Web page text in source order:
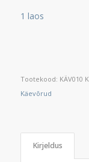
1 laos
Tootekood: KÄV010
Käevõrud
Kirjeldus